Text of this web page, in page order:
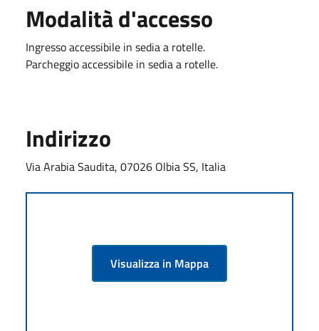
Modalità d'accesso
Ingresso accessibile in sedia a rotelle.
Parcheggio accessibile in sedia a rotelle.
Indirizzo
Via Arabia Saudita, 07026 Olbia SS, Italia
Visualizza in Mappa